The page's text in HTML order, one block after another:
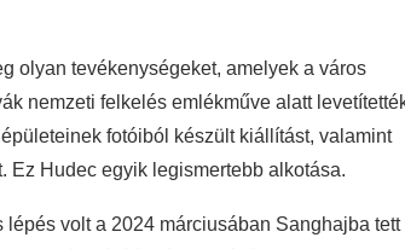
olyan tevékenységeket, amelyek a város
nemzeti felkelés emlékműve alatt
fotóiból készült kiállítást, valamint
Ez Hudec egyik legismertebb alkotása.
volt a 2024 márciusában Sanghajba tett